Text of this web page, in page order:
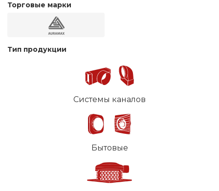
Торговые марки
Тип продукции
Системы каналов
Бытовые